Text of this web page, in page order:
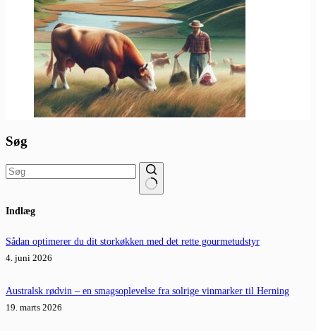
Søg
resultater
Indlæg
Sådan optimerer du dit storkøkken med det rette gourmetudstyr
4. juni 2026
Australsk rødvin – en smagsoplevelse fra solrige vinmarker til Herning
19. marts 2026